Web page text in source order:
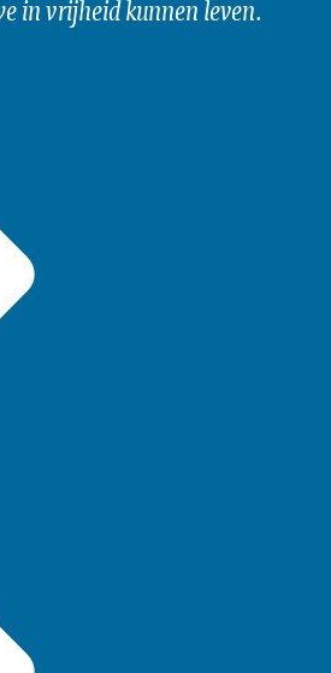
in vrijheid kunnen leven.